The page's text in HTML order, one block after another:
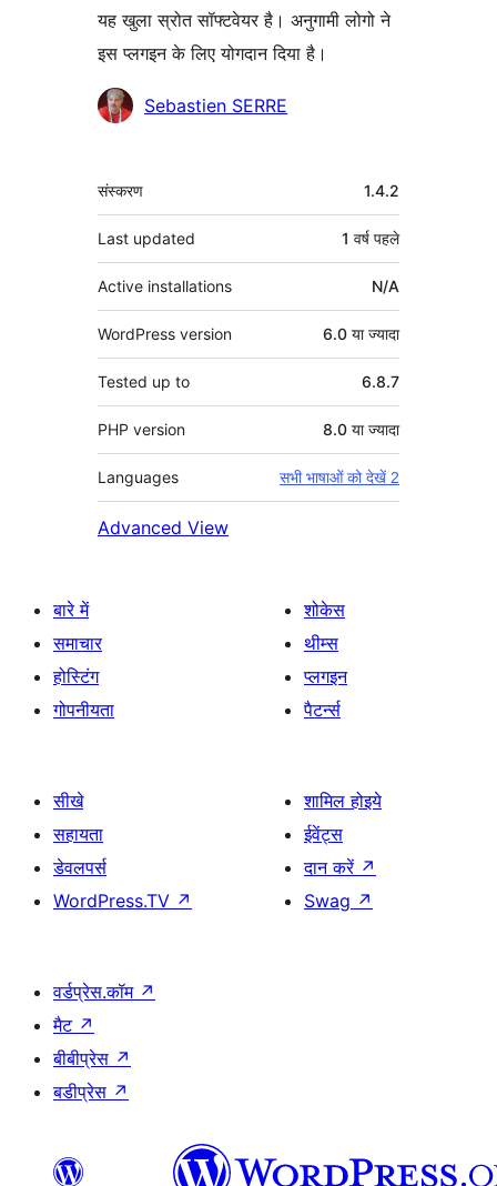
यह खुला स्रोत सॉफ्टवेयर है। अनुगामी लोगो ने
इस प्लगइन के लिए योगदान दिया है।
योगदानकर्ताSebastien SERRE
मेटा
संस्करण 1.4.2
Last updated 1 वर्ष पहले
Active installations N/A
WordPress version 6.0 या ज्यादा
Tested up to 6.8.7
PHP version 8.0 या ज्यादा
Languages सभी भाषाओं को देखें 2
Advanced View
बारे में
समाचार
होस्टिंग
गोपनीयता
शोकेस
थीम्स
प्लगइन
पैटर्न्स
सीखे
सहायता
डेवलपर्स
WordPress.TV ↗
शामिल होइये
ईवेंट्स
दान करें ↗
Swag ↗
वर्डप्रेस.कॉम ↗
मैट ↗
बीबीप्रेस ↗
बडीप्रेस ↗